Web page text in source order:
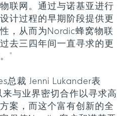
联网。通过与诺基亚进行
计过程的早期阶段提供更
，从而为Nordic蜂窝物联
去三四年间一直寻求的更
”
总裁 Jenni Lukander表
来与业界密切合作以寻求高
案，而这个富有创新的全